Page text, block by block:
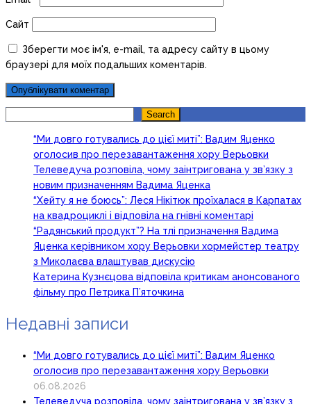
Сайт
Зберегти моє ім'я, e-mail, та адресу сайту в цьому
браузері для моїх подальших коментарів.
Search
“Ми довго готувались до цієї миті”: Вадим Яценко
оголосив про перезавантаження хору Верьовки
Телеведуча розповіла, чому заінтригована у зв’язку з
новим призначенням Вадима Яценка
“Хейту я не боюсь”: Леся Нікітюк проїхалася в Карпатах
на квадроциклі і відповіла на гнівні коментарі
“Радянський продукт”? На тлі призначення Вадима
Яценка керівником хору Верьовки хормейстер театру
з Миколаєва влаштував дискусію
Катерина Кузнєцова відповіла критикам анонсованого
фільму про Петрика П’яточкина
Недавні записи
“Ми довго готувались до цієї миті”: Вадим Яценко
оголосив про перезавантаження хору Верьовки
06.08.2026
Телеведуча розповіла, чому заінтригована у зв’язку з